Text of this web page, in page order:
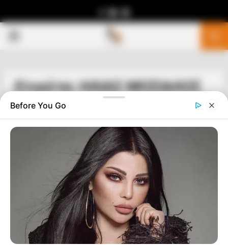
Ετικέτα: ΗΛΙΑΣ ΜΟΣΙΑΛΟΣ
ΤΑ ΜΙΚΡΟΒΙΑ ΔΕΝ ΜΠΟΡΟΥΝ ΝΑ ΜΑΣ
ΒΛΑΨΟΥΝ ΕΑΝ ΤΟ ΠΕΔΙΟ(ΣΩΜΑ)
ΛΕΙΤΟΥΡΓΕΙ ΦΥΣΙΟΛΟΓΙΚΑ
ΜΑΣ ΓΕΜΙΣΑΝ ΜΕ ΦΟΒΟ ΓΙΑ ΕΝΑΝ ΑΟΡΑΤΟ ΙΟ ΠΟΥ ΔΕΝ
ΕΧΟΥΝ ΑΚΟΜΑ ΑΠΟΜΟΝΩΣΕΙ ΚΑΙ ΔΕΝ ΜΑΣ ΕΔΕΙΞΑΝ ΠΟΤΕ
ΠΩΣ ΝΑ ΕΧΟΥΜΕ ΕΝΑ ΛΕΙΤΟΥΡΓΙΚΟ ΚΑΙ ΥΓΕΙΕΣ...
Before You Go